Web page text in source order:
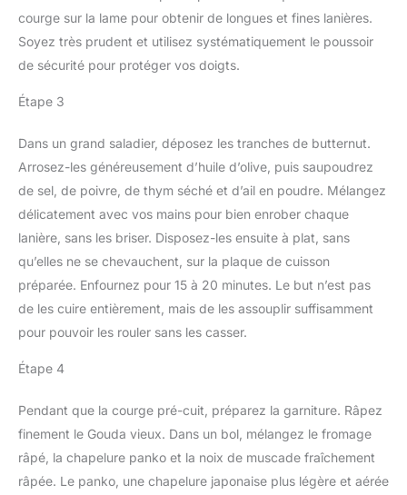
courge sur la lame pour obtenir de longues et fines lanières.
Soyez très prudent et utilisez systématiquement le poussoir
de sécurité pour protéger vos doigts.
Étape 3
Dans un grand saladier, déposez les tranches de butternut.
Arrosez-les généreusement d’huile d’olive, puis saupoudrez
de sel, de poivre, de thym séché et d’ail en poudre. Mélangez
délicatement avec vos mains pour bien enrober chaque
lanière, sans les briser. Disposez-les ensuite à plat, sans
qu’elles ne se chevauchent, sur la plaque de cuisson
préparée. Enfournez pour 15 à 20 minutes. Le but n’est pas
de les cuire entièrement, mais de les assouplir suffisamment
pour pouvoir les rouler sans les casser.
Étape 4
Pendant que la courge pré-cuit, préparez la garniture. Râpez
finement le Gouda vieux. Dans un bol, mélangez le fromage
râpé, la chapelure panko et la noix de muscade fraîchement
râpée. Le panko, une chapelure japonaise plus légère et aérée